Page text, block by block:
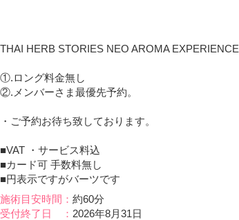
THAI HERB STORIES NEO AROMA EXPERIENCE
①.ロング料金無し
②.メンバーさま最優先予約。
・ご予約お待ち致しております。
■VAT ・サービス料込
■カード可 手数料無し
■円表示ですがバーツです
施術目安時間： 約60分
受付終了日 ： 2026年8月31日